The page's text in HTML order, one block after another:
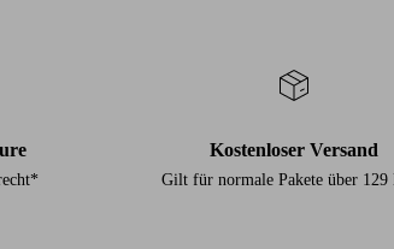
Kostenloser Versand
Gilt für normale Pakete über 129